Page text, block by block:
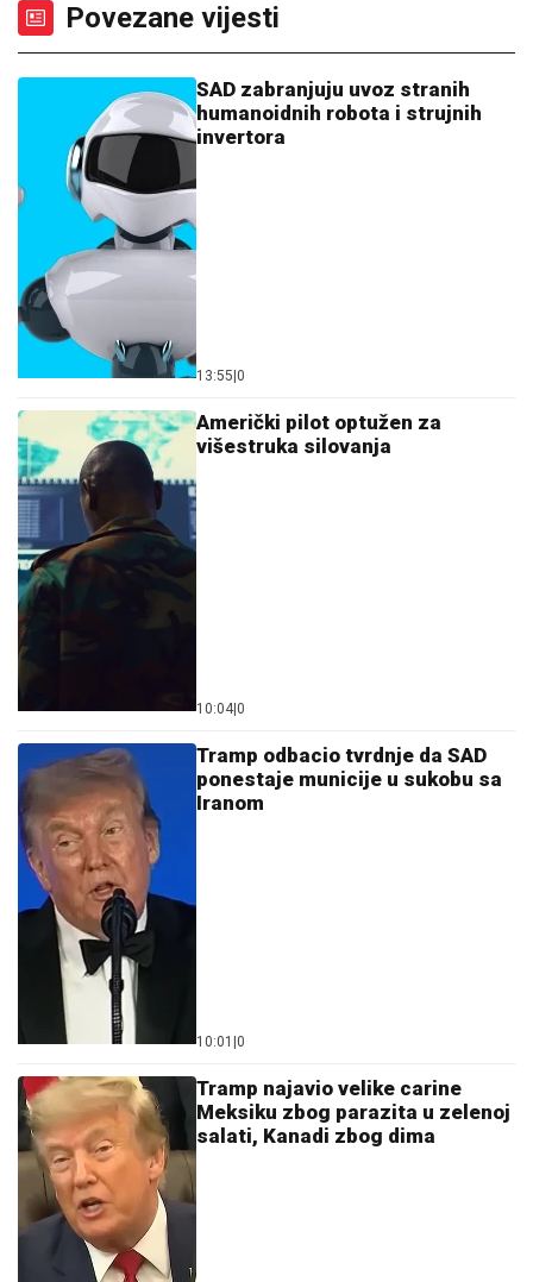
Povezane vijesti
SAD zabranjuju uvoz stranih
humanoidnih robota i strujnih
invertora
13:55 0
Američki pilot optužen za
višestruka silovanja
10:04 0
Tramp odbacio tvrdnje da SAD
ponestaje municije u sukobu sa
Iranom
10:01 0
Tramp najavio velike carine
Meksiku zbog parazita u zelenoj
salati, Kanadi zbog dima